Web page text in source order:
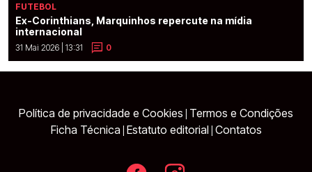
FUTEBOL
Ex-Corinthians, Marquinhos repercute na mídia
internacional
31 Mai 2026 | 13:31 0
Política de privacidade e Cookies Termos e Condições
Ficha Técnica Estatuto editorial Contatos